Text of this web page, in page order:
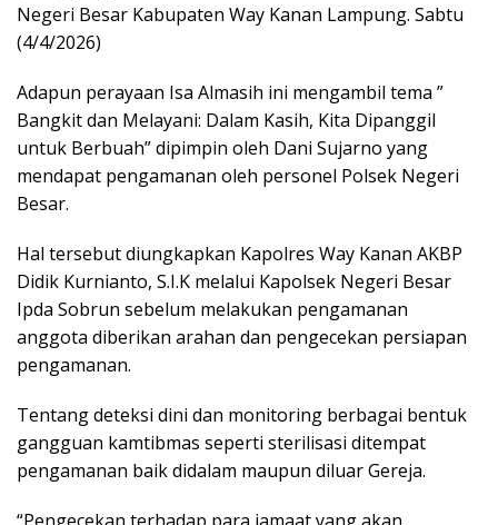
Negeri Besar Kabupaten Way Kanan Lampung. Sabtu
(4/4/2026)
Adapun perayaan Isa Almasih ini mengambil tema ”
Bangkit dan Melayani: Dalam Kasih, Kita Dipanggil
untuk Berbuah” dipimpin oleh Dani Sujarno yang
mendapat pengamanan oleh personel Polsek Negeri
Besar.
Hal tersebut diungkapkan Kapolres Way Kanan AKBP
Didik Kurnianto, S.I.K melalui Kapolsek Negeri Besar
Ipda Sobrun sebelum melakukan pengamanan
anggota diberikan arahan dan pengecekan persiapan
pengamanan.
Tentang deteksi dini dan monitoring berbagai bentuk
gangguan kamtibmas seperti sterilisasi ditempat
pengamanan baik didalam maupun diluar Gereja.
“Pengecekan terhadap para jamaat yang akan